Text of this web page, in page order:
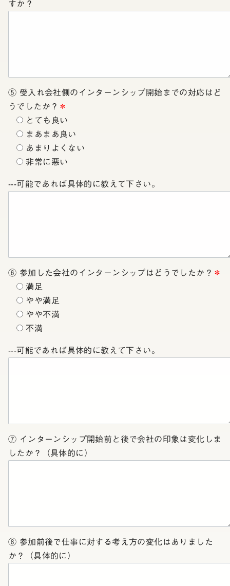
すか？
⑤ 受入れ会社側のインターンシップ開始までの対応はど
うでしたか？ ＊
とても良い
まあまあ良い
あまりよくない
非常に悪い
---可能であれば具体的に教えて下さい。
⑥ 参加した会社のインターンシップはどうでしたか？ ＊
満足
やや満足
やや不満
不満
---可能であれば具体的に教えて下さい。
⑦ インターンシップ開始前と後で会社の印象は変化しま
したか？（具体的に）
⑧ 参加前後で仕事に対する考え方の変化はありました
か？（具体的に）